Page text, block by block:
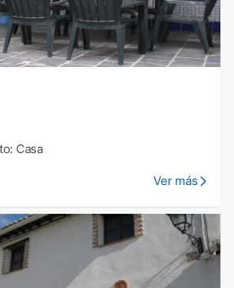
Casa
Ver más